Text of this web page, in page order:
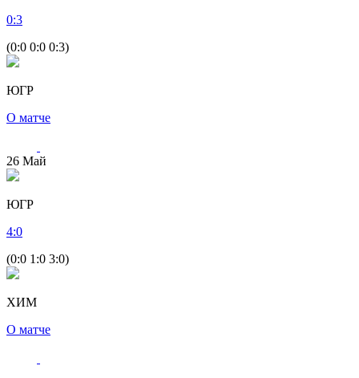
0:3
(0:0 0:0 0:3)
ЮГР
О матче
26 Май
ЮГР
4:0
(0:0 1:0 3:0)
ХИМ
О матче